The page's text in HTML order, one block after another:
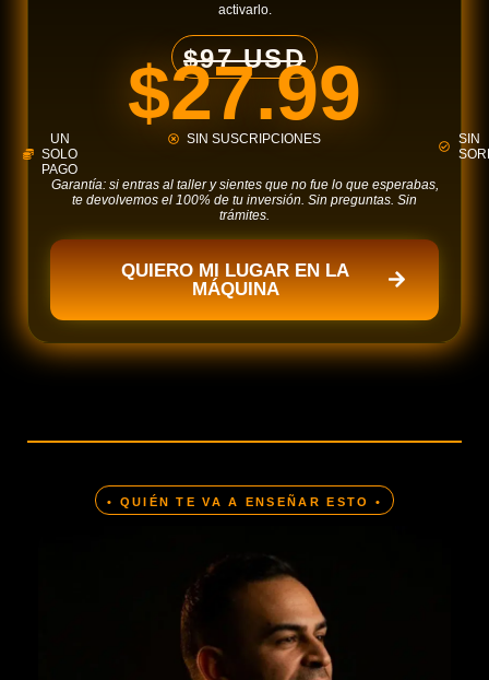
activarlo.
$97 USD
$27.99
UN
SOLO
PAGO
SIN SUSCRIPCIONES
SIN
Garantía: si entras al taller y sientes que no fue lo que esperabas,
te devolvemos el 100% de tu inversión. Sin preguntas. Sin
trámites.
QUIERO MI LUGAR EN LA
MÁQUINA
• QUIÉN TE VA A ENSEÑAR ESTO •